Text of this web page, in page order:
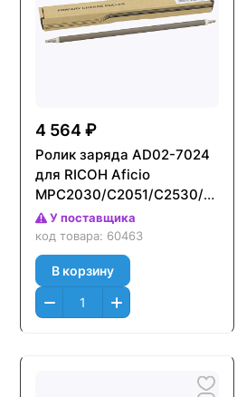
4 564 ₽
Ролик заряда AD02-7024
для RICOH Aficio
MPC2030/C2051/C2530/C2551
(CET), 80000 стр.,
CET251016
У поставщика
код товара: 60463
В корзину